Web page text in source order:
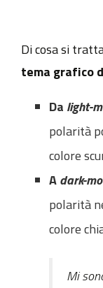
Di cosa si
tema grafico
Da light-
polarità
colore
Adark-
polarità
colore
Mi